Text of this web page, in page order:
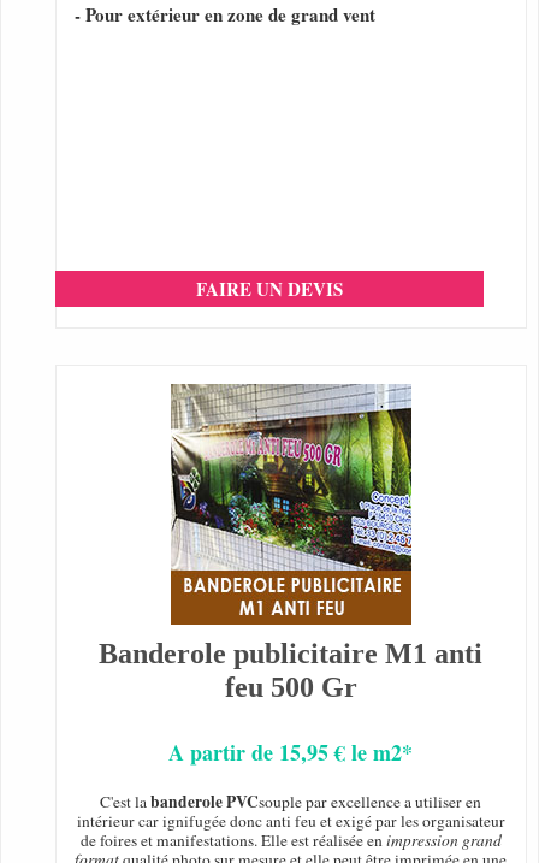
- Pour extérieur en zone de grand vent
FAIRE UN DEVIS
Banderole publicitaire M1 anti
feu 500 Gr
A partir de 15,95 € le m2*
C'est labanderole PVCsouple par excellence a utiliser en
intérieur car ignifugée donc anti feu et exigé par les organisateur
de foires et manifestations. Elle est réalisée enimpression grand